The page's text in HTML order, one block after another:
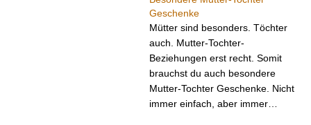
Geschenke
Mütter sind besonders. Töchter
auch. Mutter-Tochter-
Beziehungen erst recht. Somit
brauchst du auch besondere
Mutter-Tochter Geschenke. Nicht
immer einfach, aber immer…